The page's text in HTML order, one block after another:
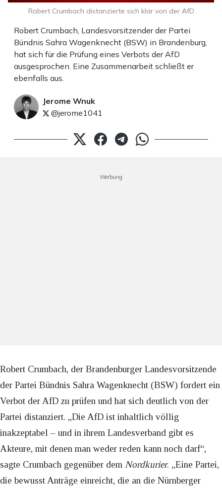
Robert Crumbach, Landesvorsitzender der Partei
Bündnis Sahra Wagenknecht (BSW) in Brandenburg,
hat sich für die Prüfung eines Verbots der AfD
ausgesprochen. Eine Zusammenarbeit schließt er
ebenfalls aus.
Jerome Wnuk
@jerome1041
Robert Crumbach distanzierte sich klar von der AfD
Werbung
Robert Crumbach, der Brandenburger Landesvorsitzende
der Partei Bündnis Sahra Wagenknecht (BSW) fordert ein
Verbot der AfD zu prüfen und hat sich deutlich von der
Partei distanziert. „Die AfD ist inhaltlich völlig
inakzeptabel – und in ihrem Landesverband gibt es
Akteure, mit denen man weder reden kann noch darf“,
sagte Crumbach gegenüber dem Nordkurier. „Eine Partei,
die bewusst Anträge einreicht, die an die Nürnberger